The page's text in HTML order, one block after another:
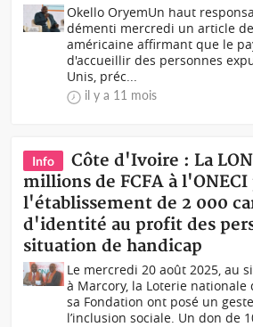
Okello OryemUn haut
démenti mercredi un article
américaine affirmant que le
d'accueillir des personnes
Unis, préc...
il y a 11 mois
Info
Côte d'Ivoire : La
millions de FCFA à
l'établissement de 2 000
d'identité au profit des
situation de handicap
Le mercredi 20 août 2025, au
à Marcory, la Loterie nationale
sa Fondation ont posé un
l’inclusion sociale. Un don de